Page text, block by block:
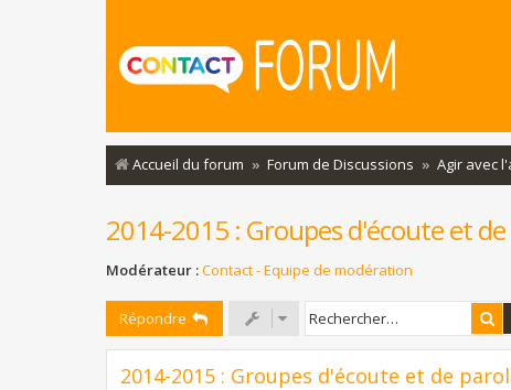
Accueil du forum Forum de Discussions Agir avec
2014-2015 : Groupes d'écoute et
Modérateur :Contact - Equipe de modération
Répondre
2014-2015 : Groupes d'écoute et de